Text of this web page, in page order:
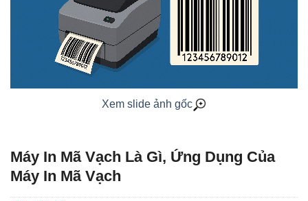
Xem slide ảnh gốc
Máy In Mã Vạch Là Gì, Ứng Dụng Của
Máy In Mã Vạch